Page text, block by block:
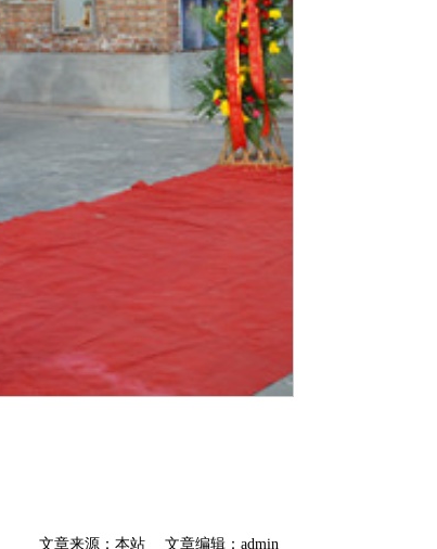
文章来源：本站 文章编辑：admin